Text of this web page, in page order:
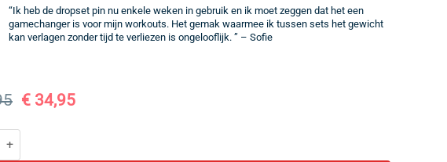
“Ik heb de dropset pin nu enkele weken in gebruik en ik moet zeggen dat het een
gamechanger is voor mijn workouts. Het gemak waarmee ik tussen sets het gewicht
kan verlagen zonder tijd te verliezen is ongelooflijk. ” – Sofie
Oorspronkelijke
€ 34,95Huidige
aantal